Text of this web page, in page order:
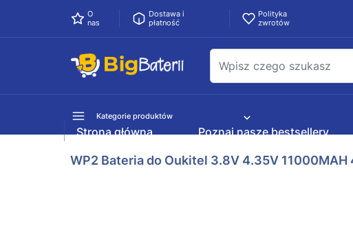
O
nas
Dostawa i
płatność
Polityka
zwrotów
Kategorie produktów
Strona główna Poznaj nasze bestsellery
WP2 Bateria do Oukitel 3.8V 4.35V 11000MAH